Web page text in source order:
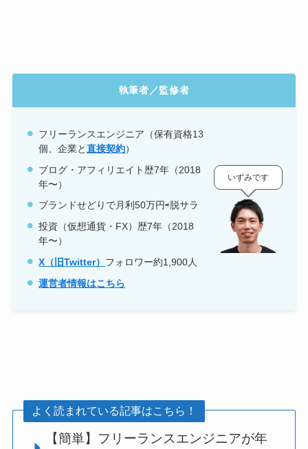
執筆者／監修者
フリーランスエンジニア（保有資格13
個、企業と直接契約）
ブログ・アフィリエイト歴7年（2018
年〜）
ブランドせどりで月利50万円⇨脱サラ
投資（仮想通貨・FX）歴7年（2018
年〜）
X（旧Twitter） フォロワー約1,900人
運営者情報はこちら
いずみです
よく読まれている記事はこちら！
【簡単】フリーランスエンジニアが年